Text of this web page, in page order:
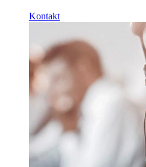
Kontakt